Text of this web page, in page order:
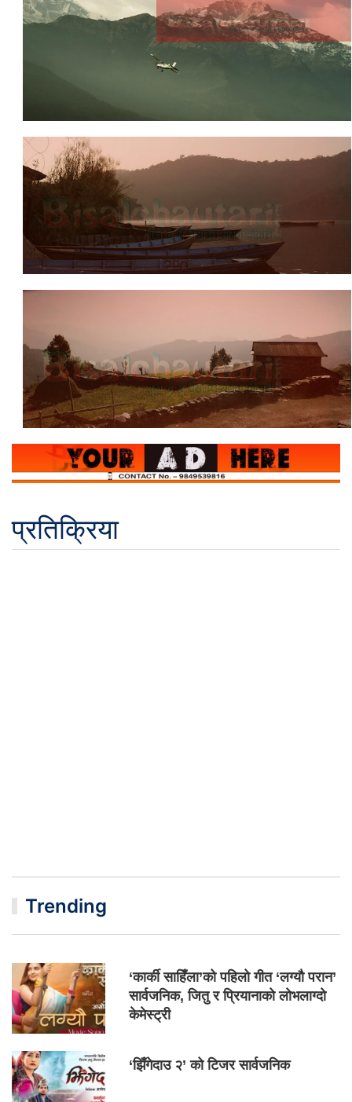
प्रतिक्रिया
Trending
‘कार्की साहिँला’को पहिलो गीत ‘लग्यौ परान’
सार्वजनिक, जितु र प्रियानाको लोभलाग्दो
केमेस्ट्री
‘झिँगेदाउ २’ को टिजर सार्वजनिक